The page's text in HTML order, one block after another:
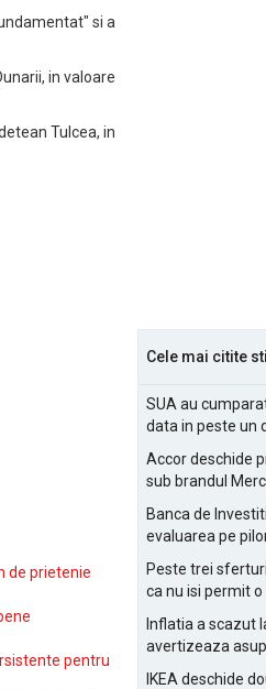
si a
in valoare
Tulcea, in
de prietenie
pentru
Cele mai citite
SUA au
data in peste un
Accor deschide
sub brandul
Banca de
evaluarea pe
Peste trei
ca nu isi permit
Inflatia a scazut
avertizeaza
IKEA deschide